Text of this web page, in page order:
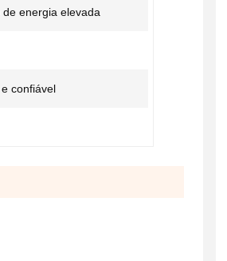
de energia elevada
confiável